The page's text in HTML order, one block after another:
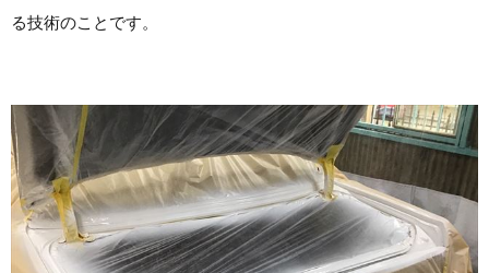
る技術のことです。